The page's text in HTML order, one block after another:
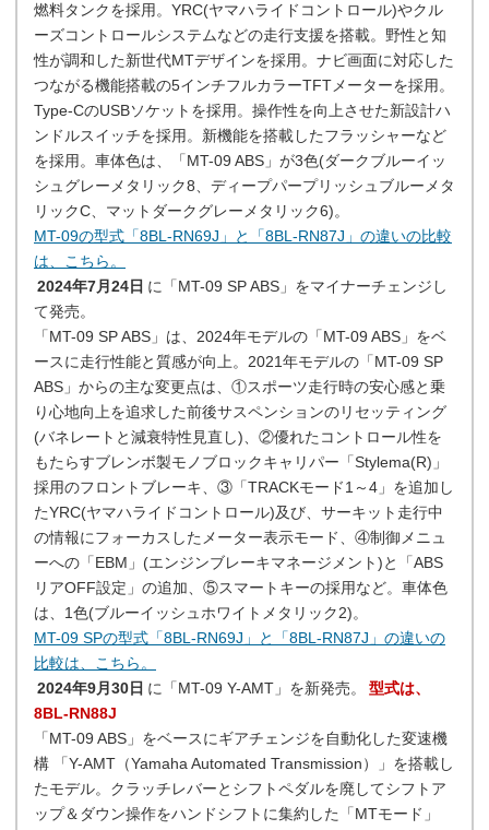
燃料タンクを採用。YRC(ヤマハライドコントロール)やクル
ーズコントロールシステムなどの走行支援を搭載。野性と知
性が調和した新世代MTデザインを採用。ナビ画面に対応した
つながる機能搭載の5インチフルカラーTFTメーターを採用。
Type-CのUSBソケットを採用。操作性を向上させた新設計ハ
ンドルスイッチを採用。新機能を搭載したフラッシャーなど
を採用。車体色は、「MT-09 ABS」が3色(ダークブルーイッ
シュグレーメタリック8、ディープパープリッシュブルーメタ
リックC、マットダークグレーメタリック6)。
MT-09の型式「8BL-RN69J」と「8BL-RN87J」の違いの比較
は、こちら。
2024年7月24日 に「MT-09 SP ABS」をマイナーチェンジし
て発売。
「MT-09 SP ABS」は、2024年モデルの「MT-09 ABS」をベ
ースに走行性能と質感が向上。2021年モデルの「MT-09 SP
ABS」からの主な変更点は、①スポーツ走行時の安心感と乗
り心地向上を追求した前後サスペンションのリセッティング
(バネレートと減衰特性見直し)、②優れたコントロール性を
もたらすブレンボ製モノブロックキャリパー「Stylema(R)」
採用のフロントブレーキ、③「TRACKモード1～4」を追加し
たYRC(ヤマハライドコントロール)及び、サーキット走行中
の情報にフォーカスしたメーター表示モード、④制御メニュ
ーへの「EBM」(エンジンブレーキマネージメント)と「ABS
リアOFF設定」の追加、⑤スマートキーの採用など。車体色
は、1色(ブルーイッシュホワイトメタリック2)。
MT-09 SPの型式「8BL-RN69J」と「8BL-RN87J」の違いの
比較は、こちら。
2024年9月30日 に「MT-09 Y-AMT」を新発売。
型式は、
8BL-RN88J
「MT-09 ABS」をベースにギアチェンジを自動化した変速機
構 「Y-AMT（Yamaha Automated Transmission）」を搭載し
たモデル。クラッチレバーとシフトペダルを廃してシフトア
ップ＆ダウン操作をハンドシフトに集約した「MTモード」